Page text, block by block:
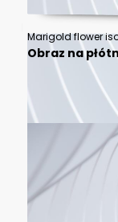
Obraz na